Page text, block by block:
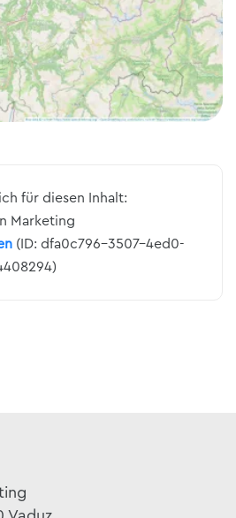
für diesen Inhalt:
Marketing
(ID: dfa0c796-3507-4ed0-